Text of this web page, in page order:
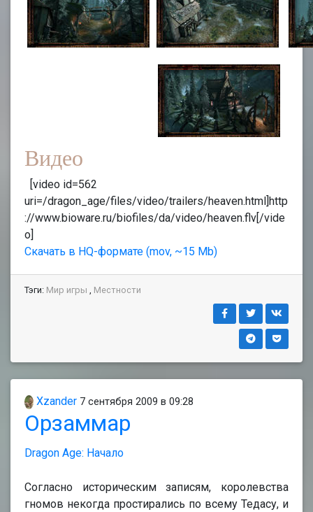
Видео
[video id=562
uri=/dragon_age/files/video/trailers/heaven.html]http
://www.bioware.ru/biofiles/da/video/heaven.flv[/vide
o]
Скачать в HQ-формате (mov, ~15 Mb)
Тэги: Мир игры , Местности
Xzander 7 сентября 2009 в 09:28
Орзаммар
Dragon Age: Начало
Согласно историческим записям, королевства
гномов некогда простирались по всему Тедасу, и